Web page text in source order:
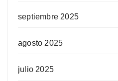
septiembre 2025
agosto 2025
julio 2025